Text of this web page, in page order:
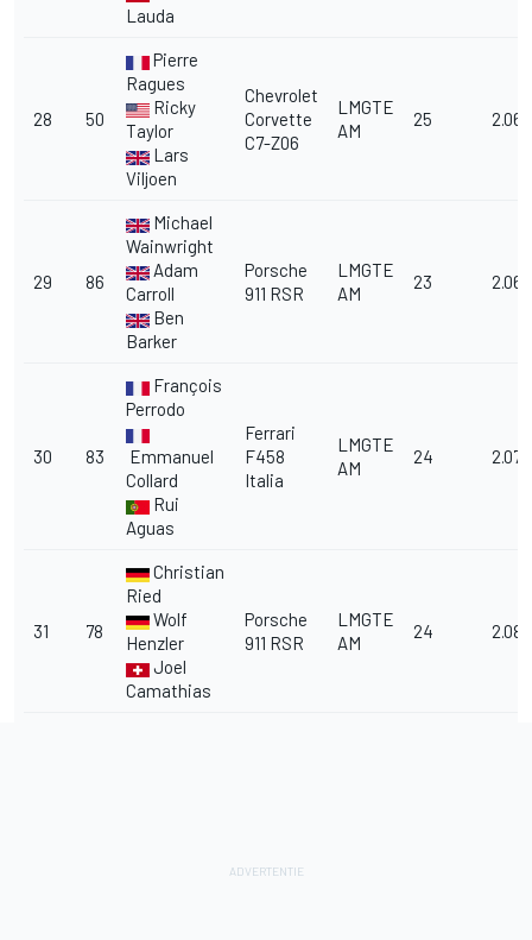
Lauda
28 50
Pierre
Ragues
Ricky
Taylor
Lars
Viljoen
Chevrolet
Corvette
C7-Z06
LMGTE
AM
25
29 86
Michael
Wainwright
Adam
Carroll
Ben
Barker
Porsche
911 RSR
LMGTE
AM
23
30 83
François
Perrodo
Emmanuel
Collard
Rui
Aguas
Ferrari
F458
Italia
LMGTE
AM
24
31 78
Christian
Ried
Wolf
Henzler
Joel
Camathias
Porsche
911 RSR
LMGTE
AM
24